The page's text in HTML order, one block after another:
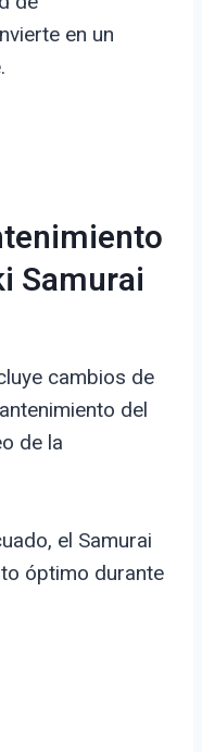
en un
Samurai
cambios de
del
de la
el Samurai
óptimo durante